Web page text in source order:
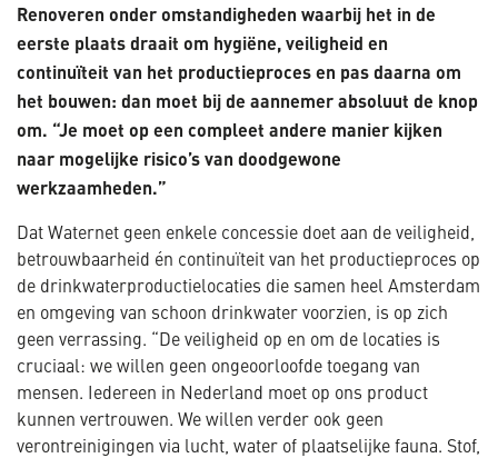
Renoveren onder omstandigheden waarbij het in de
eerste plaats draait om hygiëne, veiligheid en
continuïteit van het productieproces en pas daarna om
het bouwen: dan moet bij de aannemer absoluut de knop
om. “Je moet op een compleet andere manier kijken
naar mogelijke risico’s van doodgewone
werkzaamheden.”
Dat Waternet geen enkele concessie doet aan de veiligheid,
betrouwbaarheid én continuïteit van het productieproces op
de drinkwaterproductielocaties die samen heel Amsterdam
en omgeving van schoon drinkwater voorzien, is op zich
geen verrassing. “De veiligheid op en om de locaties is
cruciaal: we willen geen ongeoorloofde toegang van
mensen. Iedereen in Nederland moet op ons product
kunnen vertrouwen. We willen verder ook geen
verontreinigingen via lucht, water of plaatselijke fauna. Stof,